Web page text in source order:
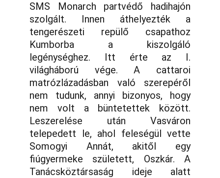
SMS Monarch partvédő hadihajón
szolgált. Innen áthelyezték a
tengerészeti repülő csapathoz
Kumborba a kiszolgáló
legénységhez. Itt érte az I.
világháború vége. A cattaroi
matrózlázadásban való szerepéről
nem tudunk, annyi bizonyos, hogy
nem volt a büntetettek között.
Leszerelése után Vasváron
telepedett le, ahol feleségül vette
Somogyi Annát, akitől egy
fiúgyermeke született, Oszkár. A
Tanácsköztársaság ideje alatt